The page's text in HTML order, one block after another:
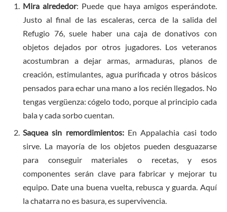
Mira alrededor: Puede que haya amigos esperándote.
Justo al final de las escaleras, cerca de la salida del
Refugio 76, suele haber una caja de donativos con
objetos dejados por otros jugadores. Los veteranos
acostumbran a dejar armas, armaduras, planos de
creación, estimulantes, agua purificada y otros básicos
pensados para echar una mano a los recién llegados. No
tengas vergüenza: cógelo todo, porque al principio cada
bala y cada sorbo cuentan.
Saquea sin remordimientos:En Appalachia casi todo
sirve. La mayoría de los objetos pueden desguazarse
para conseguir materiales o recetas, y esos
componentes serán clave para fabricar y mejorar tu
equipo. Date una buena vuelta, rebusca y guarda. Aquí
la chatarra no es basura, es supervivencia.